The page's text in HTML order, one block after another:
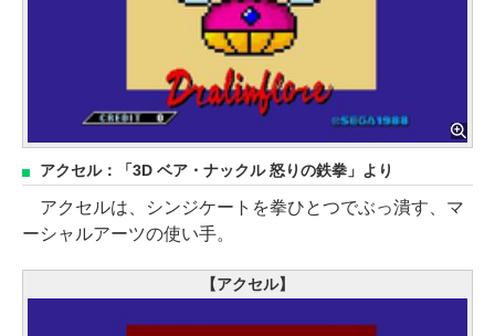
アクセル：「3D ベア・ナックル 怒りの鉄拳」より
アクセルは、シンジケートを拳ひとつでぶっ潰す、マ
ーシャルアーツの使い手。
【アクセル】